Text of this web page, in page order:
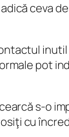
ceva
pot
s-o
cu